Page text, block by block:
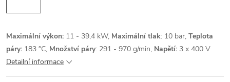
Maximální výkon: 11 - 39,4 kW, Maximální tlak: 10 bar, Teplota
páry: 183 °C, Množství páry: 291 - 970 g/min, Napětí: 3 x 400 V
Detailní informace